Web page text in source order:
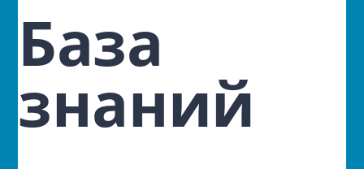
База
знаний